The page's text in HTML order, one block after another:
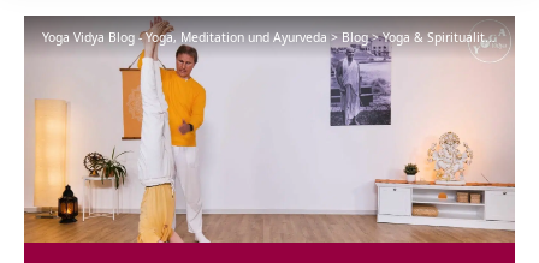
Yoga Vidya Blog - Yoga, Meditation und Ayurveda>Blog>Yoga & Spiritualität >